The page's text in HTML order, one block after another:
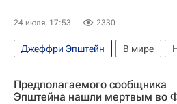
24 июля, 17:53 2330
Джеффри Эпштейн В мире
Франция
США
Предполагаемого сообщника
Эпштейна нашли мертвым во